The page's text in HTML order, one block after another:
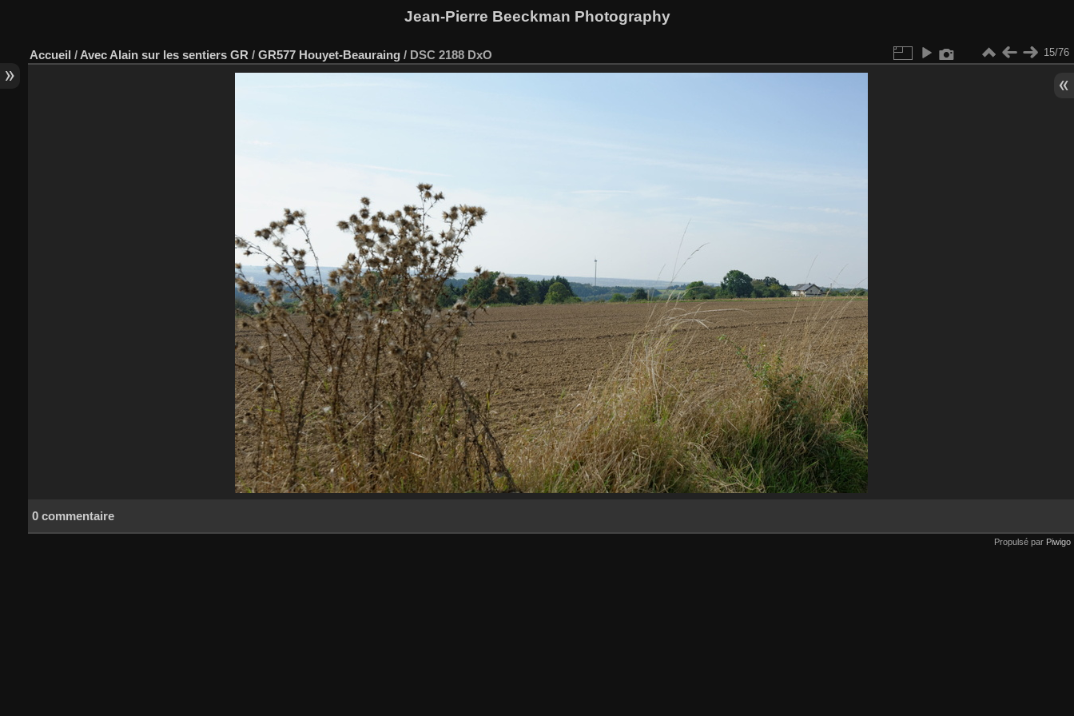
Jean-Pierre Beeckman Photography
Accueil / Avec Alain sur les sentiers GR / GR577 Houyet-Beauraing / DSC 2188 DxO 15/76
0 commentaire
Propulsé par Piwigo